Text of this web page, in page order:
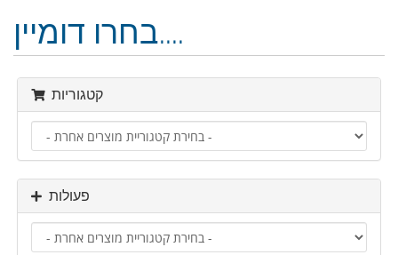
בחרו דומיין....
קטגוריות
פעולות